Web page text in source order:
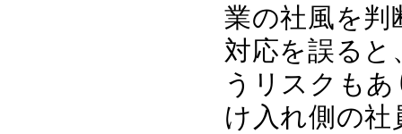
業の社風を判
対応を誤る
うリスクも
け入れ側の